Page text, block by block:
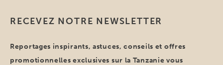
RECEVEZ NOTRE NEWSLETTER
Reportages inspirants, astuces, conseils et offres
promotionnelles exclusives sur la Tanzanie vous